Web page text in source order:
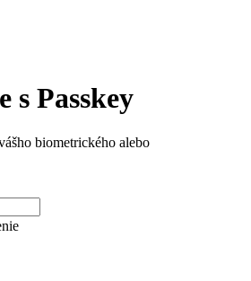
s Passkey
biometrického alebo